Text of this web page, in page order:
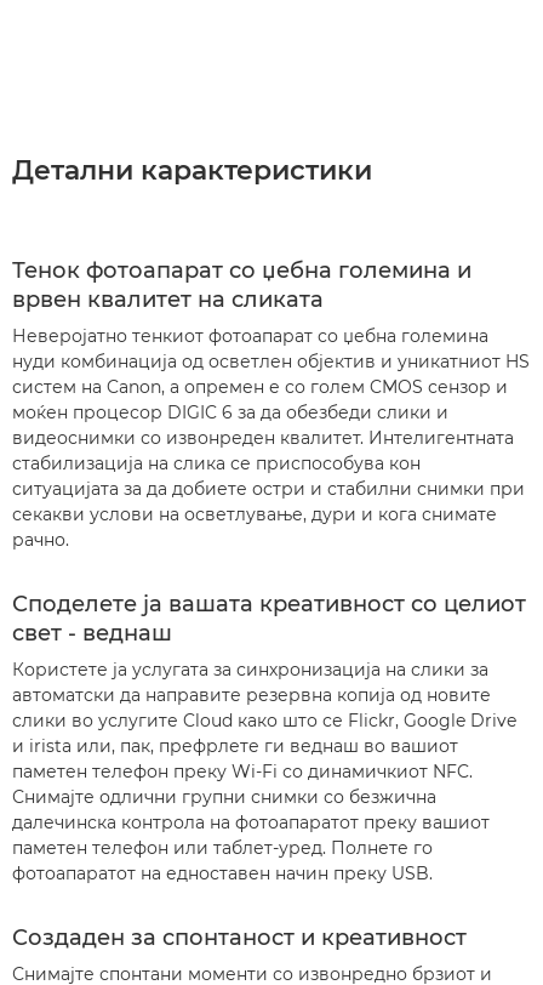
Детални карактеристики
Тенок фотоапарат со џебна големина и
врвен квалитет на сликата
Неверојатно тенкиот фотоапарат со џебна големина
нуди комбинација од осветлен објектив и уникатниот HS
систем на Canon, а опремен е со голем CMOS сензор и
моќен процесор DIGIC 6 за да обезбеди слики и
видеоснимки со извонреден квалитет. Интелигентната
стабилизација на слика се приспособува кон
ситуацијата за да добиете остри и стабилни снимки при
секакви услови на осветлување, дури и кога снимате
рачно.
Споделете ја вашата креативност со целиот
свет - веднаш
Користете ја услугата за синхронизација на слики за
автоматски да направите резервна копија од новите
слики во услугите Cloud како што се Flickr, Google Drive
и irista или, пак, префрлете ги веднаш во вашиот
паметен телефон преку Wi-Fi со динамичкиот NFC.
Снимајте одлични групни снимки со безжична
далечинска контрола на фотоапаратот преку вашиот
паметен телефон или таблет-уред. Полнете го
фотоапаратот на едноставен начин преку USB.
Создаден за спонтаност и креативност
Снимајте спонтани моменти со извонредно брзиот и